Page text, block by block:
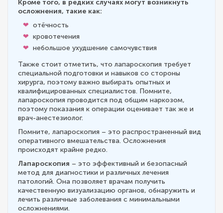
Кроме того, в редких случаях могут возникнуть
осложнения, такие как:
отёчность
кровотечения
небольшое ухудшение самочувствия
Также стоит отметить, что лапароскопия требует
специальной подготовки и навыков со стороны
хирурга, поэтому важно выбирать опытных и
квалифицированных специалистов. Помните,
лапароскопия проводится под общим наркозом,
поэтому показания к операции оценивает так же и
врач-анестезиолог.
Помните, лапароскопия – это распространенный вид
оперативного вмешательства. Осложнения
происходят крайне редко.
Лапароскопия – это эффективный и безопасный
метод для диагностики и различных лечения
патологий. Она позволяет врачам получить
качественную визуализацию органов, обнаружить и
лечить различные заболевания с минимальными
осложнениями.